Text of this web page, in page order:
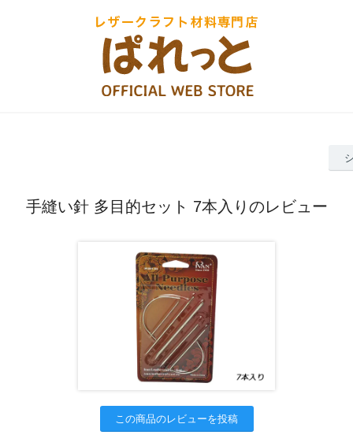
手縫い針 多目的セット 7本入りのレビュー
この商品のレビューを投稿